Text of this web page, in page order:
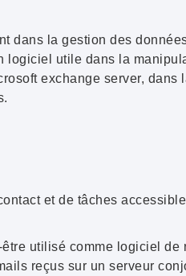
dans la gestion des
logiciel utile dans la
exchange server, dans
.
et de tâches
utilisé comme logiciel de
reçus sur un serveur